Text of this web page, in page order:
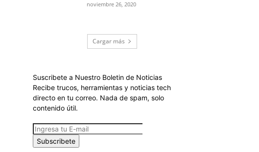
noviembre 26, 2020
Cargar más
Suscribete a Nuestro Boletin de Noticias
Recibe trucos, herramientas y noticias tech
directo en tu correo. Nada de spam, solo
contenido útil.
Subscribete